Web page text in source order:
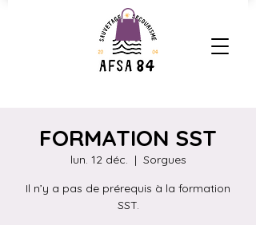
FORMATION SST
lun. 12 déc.
  |
Sorgues
Il n’y a pas de prérequis à la formation
SST.